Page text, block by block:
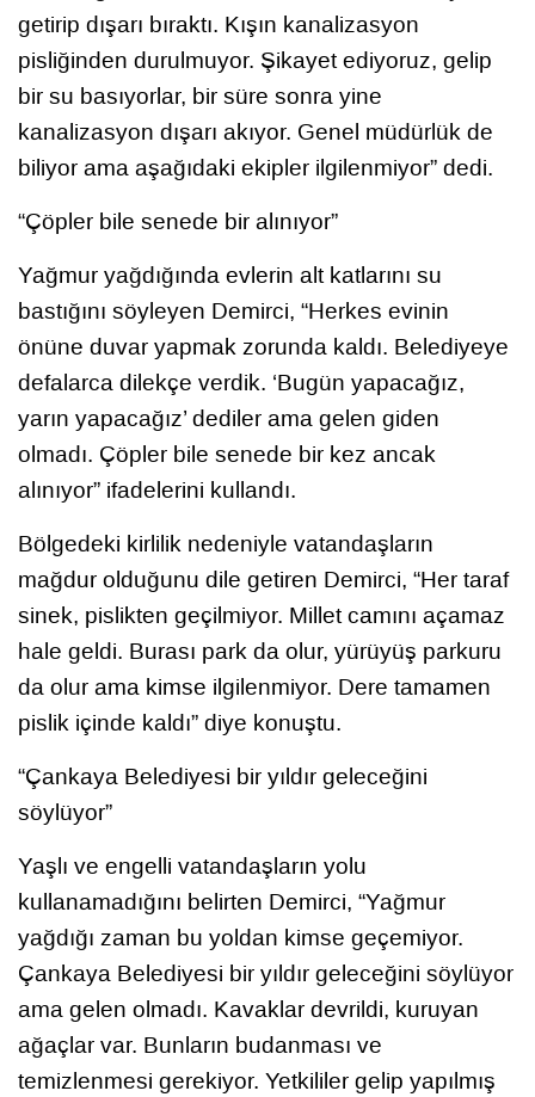
getirip dışarı bıraktı. Kışın kanalizasyon
pisliğinden durulmuyor. Şikayet ediyoruz, gelip
bir su basıyorlar, bir süre sonra yine
kanalizasyon dışarı akıyor. Genel müdürlük de
biliyor ama aşağıdaki ekipler ilgilenmiyor” dedi.
“Çöpler bile senede bir alınıyor”
Yağmur yağdığında evlerin alt katlarını su
bastığını söyleyen Demirci, “Herkes evinin
önüne duvar yapmak zorunda kaldı. Belediyeye
defalarca dilekçe verdik. ‘Bugün yapacağız,
yarın yapacağız’ dediler ama gelen giden
olmadı. Çöpler bile senede bir kez ancak
alınıyor” ifadelerini kullandı.
Bölgedeki kirlilik nedeniyle vatandaşların
mağdur olduğunu dile getiren Demirci, “Her taraf
sinek, pislikten geçilmiyor. Millet camını açamaz
hale geldi. Burası park da olur, yürüyüş parkuru
da olur ama kimse ilgilenmiyor. Dere tamamen
pislik içinde kaldı” diye konuştu.
“Çankaya Belediyesi bir yıldır geleceğini
söylüyor”
Yaşlı ve engelli vatandaşların yolu
kullanamadığını belirten Demirci, “Yağmur
yağdığı zaman bu yoldan kimse geçemiyor.
Çankaya Belediyesi bir yıldır geleceğini söylüyor
ama gelen olmadı. Kavaklar devrildi, kuruyan
ağaçlar var. Bunların budanması ve
temizlenmesi gerekiyor. Yetkililer gelip yapılmış